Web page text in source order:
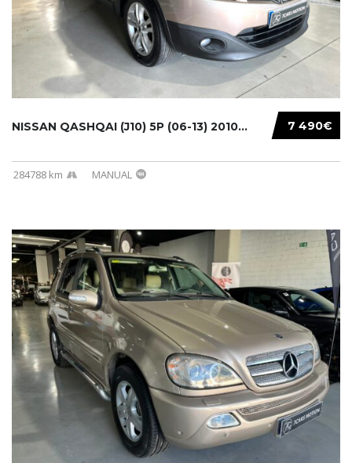
7 490€
NISSAN QASHQAI (J10) 5P (06-13) 2010...
284788 km MANUAL